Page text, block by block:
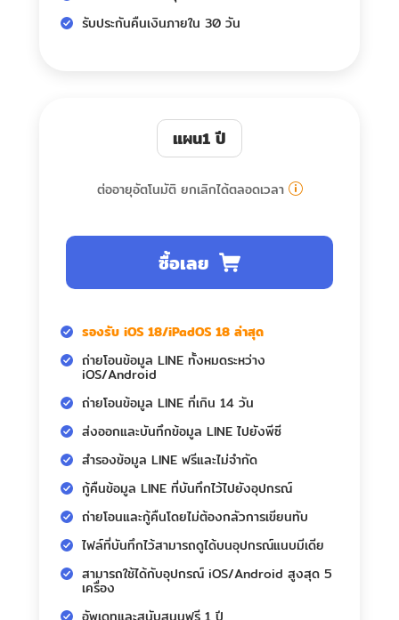
รับประกันคืนเงินภายใน 30 วัน
แผน1 ปี
ต่ออายุอัตโนมัติ ยกเลิกได้ตลอดเวลา
ซื้อเลย
รองรับ iOS 18/iPadOS 18 ล่าสุด
ถ่ายโอนข้อมูล LINE ทั้งหมดระหว่าง
iOS/Android
ถ่ายโอนข้อมูล LINE ที่เกิน 14 วัน
ส่งออกและบันทึกข้อมูล LINE ไปยังพีซี
สำรองข้อมูล LINE ฟรีและไม่จำกัด
กู้คืนข้อมูล LINE ที่บันทึกไว้ไปยังอุปกรณ์
ถ่ายโอนและกู้คืนโดยไม่ต้องกลัวการเขียนทับ
ไฟล์ที่บันทึกไว้สามารถดูได้บนอุปกรณ์แนบมีเดีย
สามารถใช้ได้กับอุปกรณ์ iOS/Android สูงสุด 5
เครื่อง